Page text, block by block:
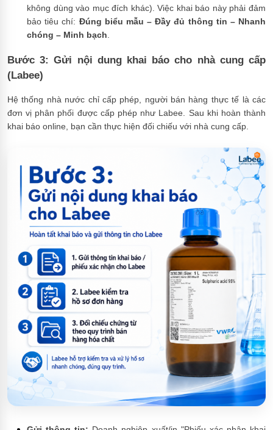
không dùng vào mục đích khác). Việc khai báo này phải đảm
bảo tiêu chí: Đúng biểu mẫu – Đầy đủ thông tin – Nhanh
chóng – Minh bạch
Bước 3: Gửi nội dung khai báo cho nhà cung cấp
(Labee)
Hệ thống nhà nước chỉ cấp phép, người bán hàng thực tế là các
đơn vị phân phối được cấp phép như Labee. Sau khi hoàn thành
khai báo online, bạn cần thực hiện đối chiếu với nhà cung cấp.